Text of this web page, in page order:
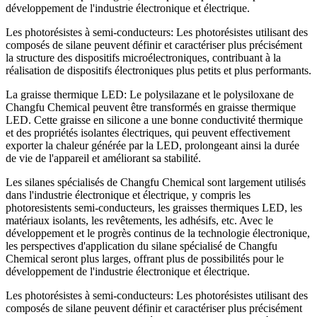
développement de l'industrie électronique et électrique.
Les photorésistes à semi-conducteurs: Les photorésistes utilisant des
composés de silane peuvent définir et caractériser plus précisément
la structure des dispositifs microélectroniques, contribuant à la
réalisation de dispositifs électroniques plus petits et plus performants.
La graisse thermique LED: Le polysilazane et le polysiloxane de
Changfu Chemical peuvent être transformés en graisse thermique
LED. Cette graisse en silicone a une bonne conductivité thermique
et des propriétés isolantes électriques, qui peuvent effectivement
exporter la chaleur générée par la LED, prolongeant ainsi la durée
de vie de l'appareil et améliorant sa stabilité.
Les silanes spécialisés de Changfu Chemical sont largement utilisés
dans l'industrie électronique et électrique, y compris les
photoresistents semi-conducteurs, les graisses thermiques LED, les
matériaux isolants, les revêtements, les adhésifs, etc. Avec le
développement et le progrès continus de la technologie électronique,
les perspectives d'application du silane spécialisé de Changfu
Chemical seront plus larges, offrant plus de possibilités pour le
développement de l'industrie électronique et électrique.
Les photorésistes à semi-conducteurs: Les photorésistes utilisant des
composés de silane peuvent définir et caractériser plus précisément